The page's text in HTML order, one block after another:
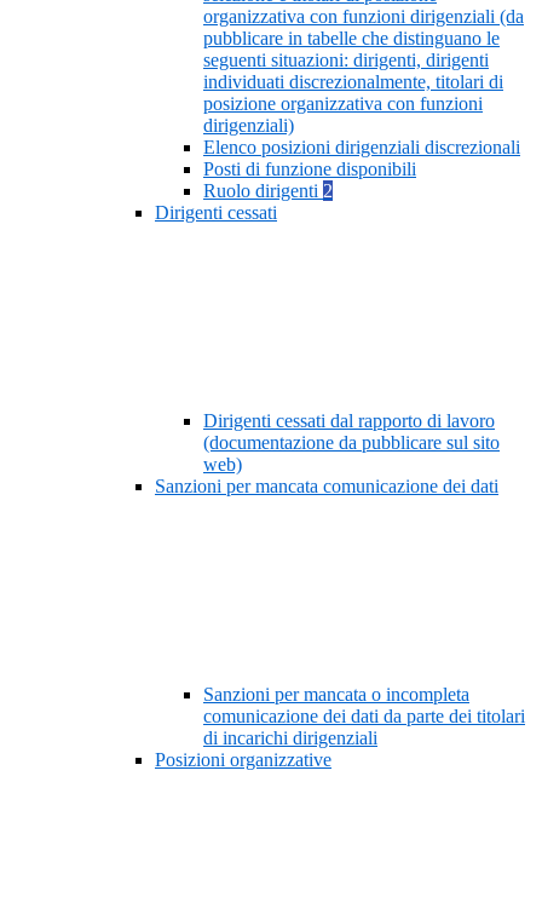
organizzativa con funzioni dirigenziali (da
pubblicare in tabelle che distinguano le
seguenti situazioni: dirigenti, dirigenti
individuati discrezionalmente, titolari di
posizione organizzativa con funzioni
dirigenziali)
Elenco posizioni dirigenziali discrezionali
Posti di funzione disponibili
Ruolo dirigenti 2
Dirigenti cessati
Dirigenti cessati dal rapporto di lavoro
(documentazione da pubblicare sul sito
web)
Sanzioni per mancata comunicazione dei dati
Sanzioni per mancata o incompleta
comunicazione dei dati da parte dei titolari
di incarichi dirigenziali
Posizioni organizzative